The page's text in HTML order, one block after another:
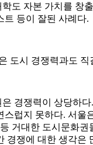
도 자본 가치를 창
트 등이 잘된 사례다.
도시 경쟁력과도 직
경쟁력이 상당하
스럽지 못하다. 서울
거대한 도시문화권
경쟁에 대한 생각은